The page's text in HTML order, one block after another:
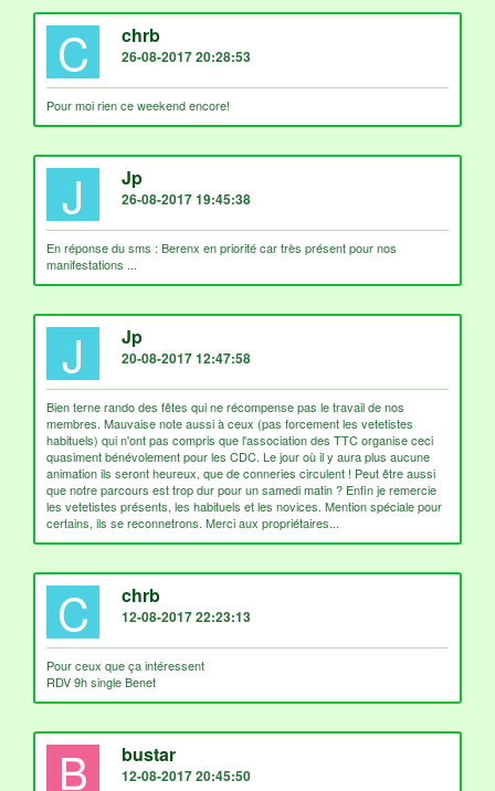
C chrb
26-08-2017 20:28:53
Pour moi rien ce weekend encore!
J Jp
26-08-2017 19:45:38
En réponse du sms : Berenx en priorité car très présent pour nos
manifestations ...
J Jp
20-08-2017 12:47:58
Bien terne rando des fêtes qui ne récompense pas le travail de nos
membres. Mauvaise note aussi à ceux (pas forcement les vetetistes
habituels) qui n'ont pas compris que l'association des TTC organise ceci
quasiment bénévolement pour les CDC. Le jour où il y aura plus aucune
animation ils seront heureux, que de conneries circulent ! Peut être aussi
que notre parcours est trop dur pour un samedi matin ? Enfin je remercie
les vetetistes présents, les habituels et les novices. Mention spéciale pour
certains, ils se reconnetrons. Merci aux propriétaires...
C chrb
12-08-2017 22:23:13
Pour ceux que ça intéressent
RDV 9h single Benet
B bustar
12-08-2017 20:45:50